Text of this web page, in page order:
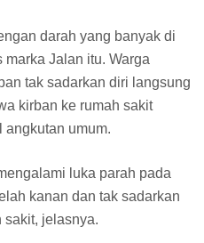
darah yang banyak di
Jalan itu. Warga
tak sadarkan diri langsung
kirban ke rumah sakit
angkutan umum.
luka parah pada
kanan dan tak sadarkan
sakit, jelasnya.